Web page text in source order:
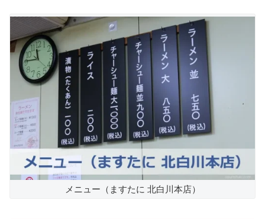
メニュー（ますたに 北白川本店）